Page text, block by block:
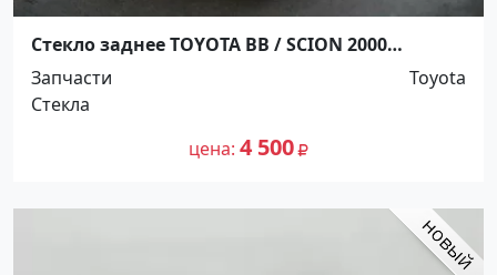
Стекло заднее TOYOTA BB / SCION 2000
Краснодар
Запчасти
Toyota
Стекла
цена 4 500